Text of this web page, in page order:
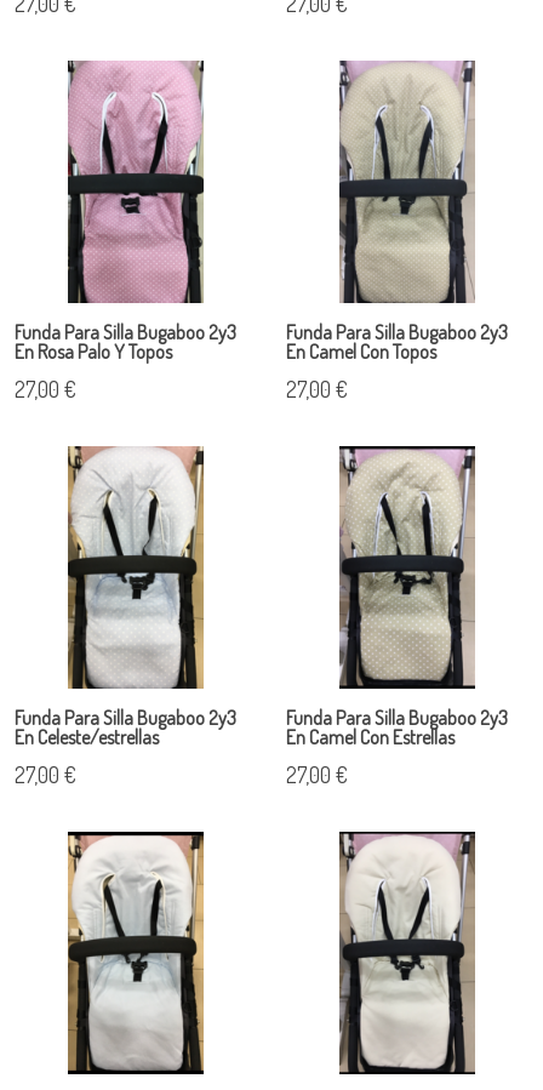
Funda Para Silla Bugaboo 2y3
En Rosa Palo Y Topos
27,00 €
Funda Para Silla Bugaboo 2y3
En Camel Con Topos
27,00 €
Funda Para Silla Bugaboo 2y3
En Celeste/estrellas
27,00 €
Funda Para Silla Bugaboo 2y3
En Camel Con Estrellas
27,00 €